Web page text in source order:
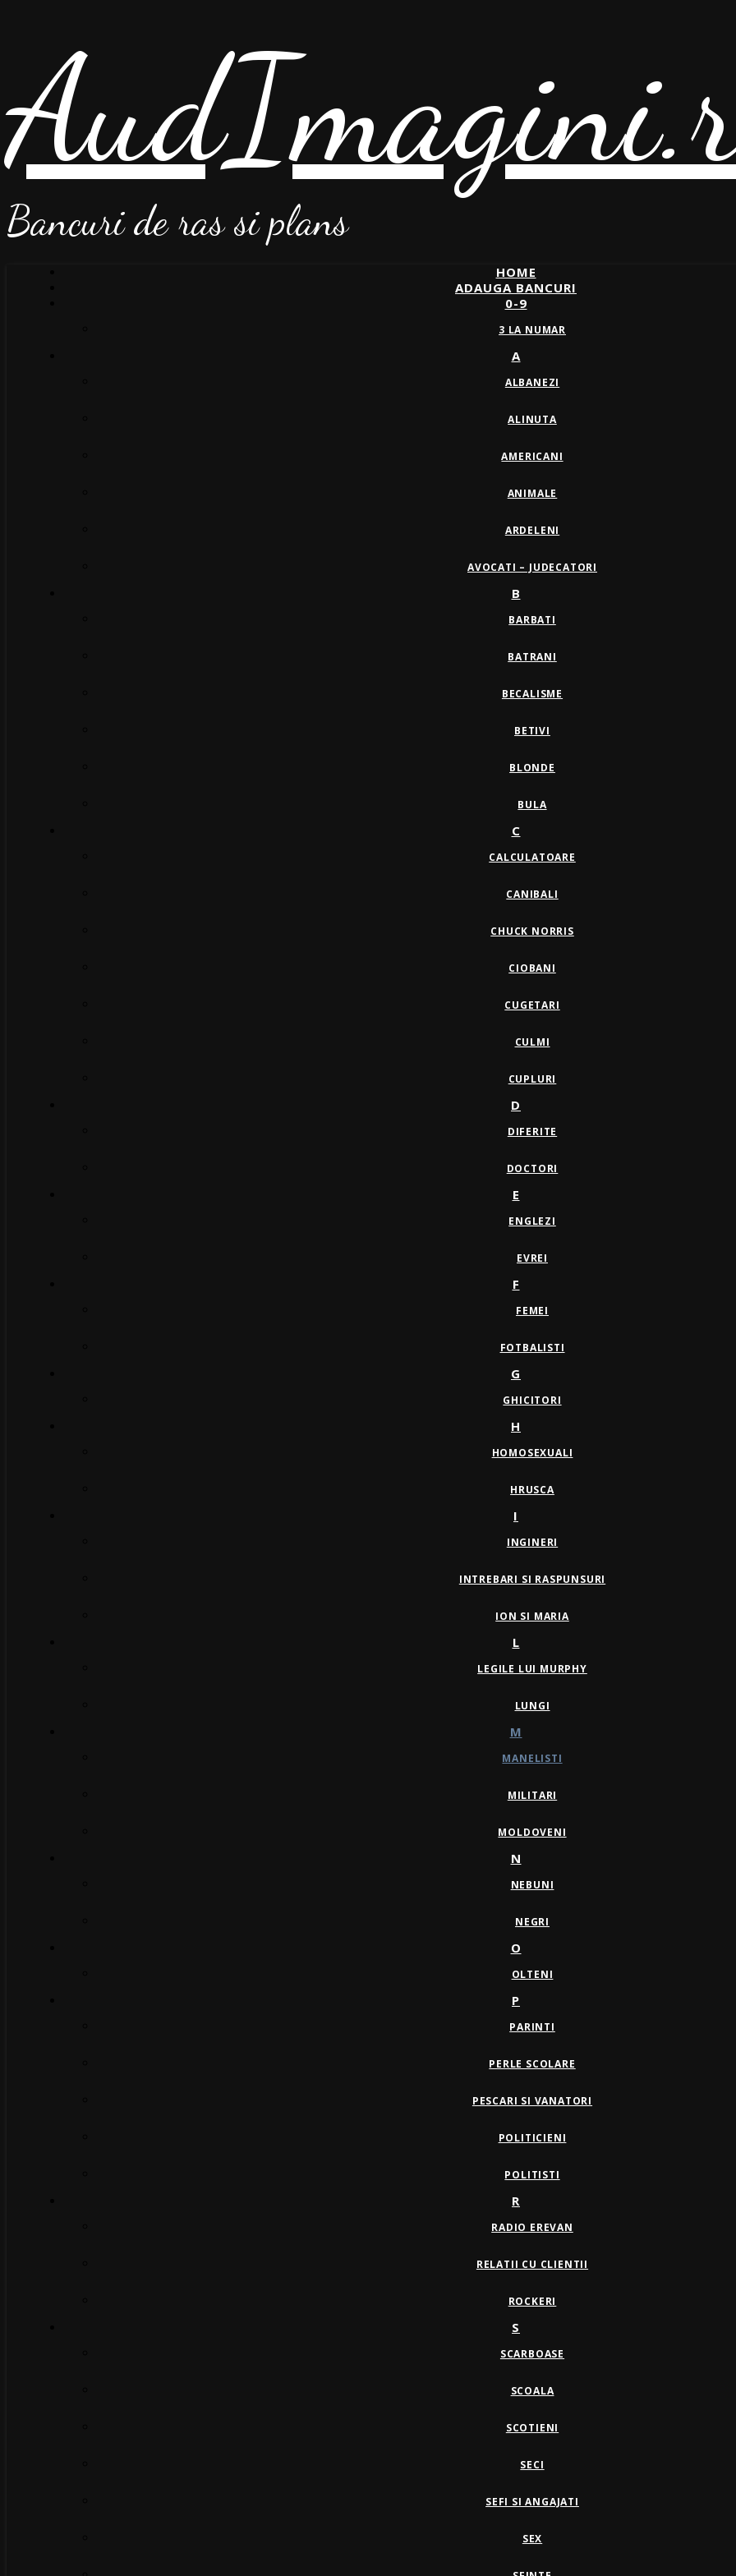
Bancuri de ras si plans
HOME
ADAUGA BANCURI
0-9
3 LA NUMAR
A
ALBANEZI
ALINUTA
AMERICANI
ANIMALE
ARDELENI
AVOCATI – JUDECATORI
B
BARBATI
BATRANI
BECALISME
BETIVI
BLONDE
BULA
C
CALCULATOARE
CANIBALI
CHUCK NORRIS
CIOBANI
CUGETARI
CULMI
CUPLURI
D
DIFERITE
DOCTORI
E
ENGLEZI
EVREI
F
FEMEI
FOTBALISTI
G
GHICITORI
H
HOMOSEXUALI
HRUSCA
I
INGINERI
INTREBARI SI RASPUNSURI
ION SI MARIA
L
LEGILE LUI MURPHY
LUNGI
M
MANELISTI
MILITARI
MOLDOVENI
N
NEBUNI
NEGRI
O
OLTENI
P
PARINTI
PERLE SCOLARE
PESCARI SI VANATORI
POLITICIENI
POLITISTI
R
RADIO EREVAN
RELATII CU CLIENTII
ROCKERI
S
SCARBOASE
SCOALA
SCOTIENI
SECI
SEFI SI ANGAJATI
SEX